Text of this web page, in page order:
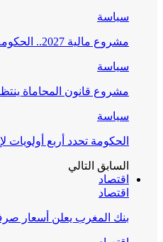
سياسة
مشروع مالية 2027.. الحكومة تراهن على الاستثمار وتعزيز الدولة الاجتماعية
سياسة
مشروع قانون المحاماة
سياسة
الحكومة تحدد أربع أولويات
السابق التالي
اقتصاد
اقتصاد
بنك المغرب يعلن أسعار صرف